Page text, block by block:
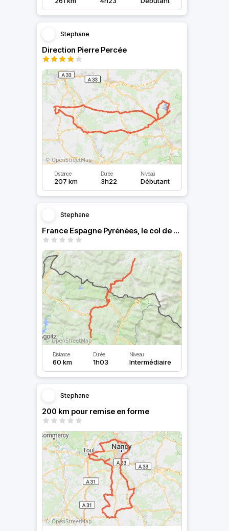
Stephane
Direction Pierre Percée
Distance
207 km
Durée
3h22
Niveau
Débutant
Stephane
France Espagne Pyrénées, le col de LARRAU
Distance
60 km
Durée
1h03
Niveau
Intermédiaire
Stephane
200 km pour remise en forme